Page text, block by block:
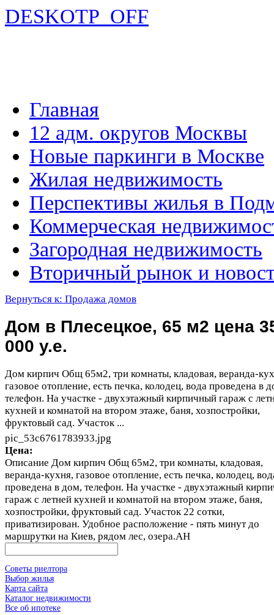
DESKOTP_OFF
Главная
12 адм. округов Москвы
Новые паркинги в Москве
Жилая недвижимость
Перспективы жилья в
Коммерческая
Загородная недвижимость
Вторичный рынок и
Вернуться к: Продажа домов
Дом в Плесецкое, 65 м2 цена
000 у.е.
Дом кирпич Общ 65м2, три комнаты, кладовая, веранда-
газовое отопление, есть печка, колодец, вода проведена в
телефон. На участке - двухэтажный кирпичный гараж с
кухней и комнатой на втором этаже, баня, хозпостройки,
фруктовый сад. Участок ...
pic_53c6761783933.jpg
Цена:
Описание Дом кирпич Общ 65м2, три комнаты, кладовая,
веранда-кухня, газовое отопление, есть печка, колодец,
проведена в дом, телефон. На участке - двухэтажный
гараж с летней кухней и комнатой на втором этаже, баня,
хозпостройки, фруктовый сад. Участок 22 сотки,
приватизирован. Удобное расположение - пять минут до
маршрутки на Киев, рядом лес, озера.АН
Советы риелтора
Выбор жилья
Карта сайта
Каталог недвижимости
Все об ипотеке